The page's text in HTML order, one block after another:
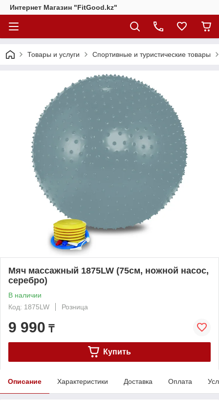
Интернет Магазин "FitGood.kz"
Товары и услуги Спортивные и туристические товары
Мяч массажный 1875LW (75см, ножной насос,
серебро)
В наличии
Код: 1875LW
Розница
9 990 ₸
Купить
Описание Характеристики Доставка Оплата